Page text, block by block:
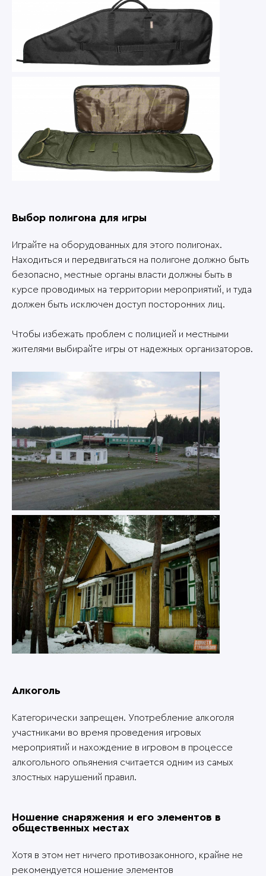
Выбор полигона для игры
Играйте на оборудованных для этого полигонах.
Находиться и передвигаться на полигоне должно быть
безопасно, местные органы власти должны быть в
курсе проводимых на территории мероприятий, и туда
должен быть исключен доступ посторонних лиц.
Чтобы избежать проблем с полицией и местными
жителями выбирайте игры от надежных организаторов.
Алкоголь
Категорически запрещен. Употребление алкоголя
участниками во время проведения игровых
мероприятий и нахождение в игровом в процессе
алкогольного опьянения считается одним из самых
злостных нарушений правил.
Ношение снаряжения и его элементов в
общественных местах
Хотя в этом нет ничего противозаконного, крайне не
рекомендуется ношение элементов